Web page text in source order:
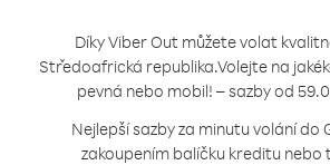
Díky Viber Out můžete volat
Středoafrická republika.Volejte na
pevná nebo mobil! – sazby od
Nejlepší sazby za minutu volání do
zakoupením balíčku kreditu nebo